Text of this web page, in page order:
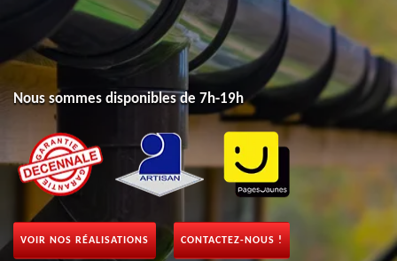
Nous sommes disponibles de 7h-19h
VOIR NOS RÉALISATIONS CONTACTEZ-NOUS !